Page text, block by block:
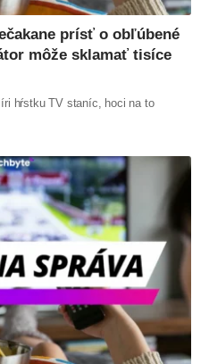
prísť o obľúbené
môže sklamať tisíce
hŕstku TV staníc, hoci na to